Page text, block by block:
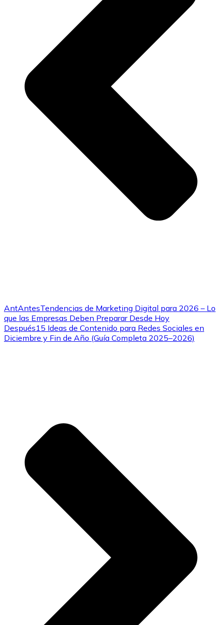
AntAntesTendencias de Marketing Digital para 2026 – Lo
que las Empresas Deben Preparar Desde Hoy
Después15 Ideas de Contenido para Redes Sociales en
Diciembre y Fin de Año (Guía Completa 2025–2026)